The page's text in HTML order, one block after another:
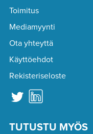
Toimitus
Mediamyynti
Ota yhteyttä
Käyttöehdot
Rekisteriseloste
TUTUSTU MYÖS